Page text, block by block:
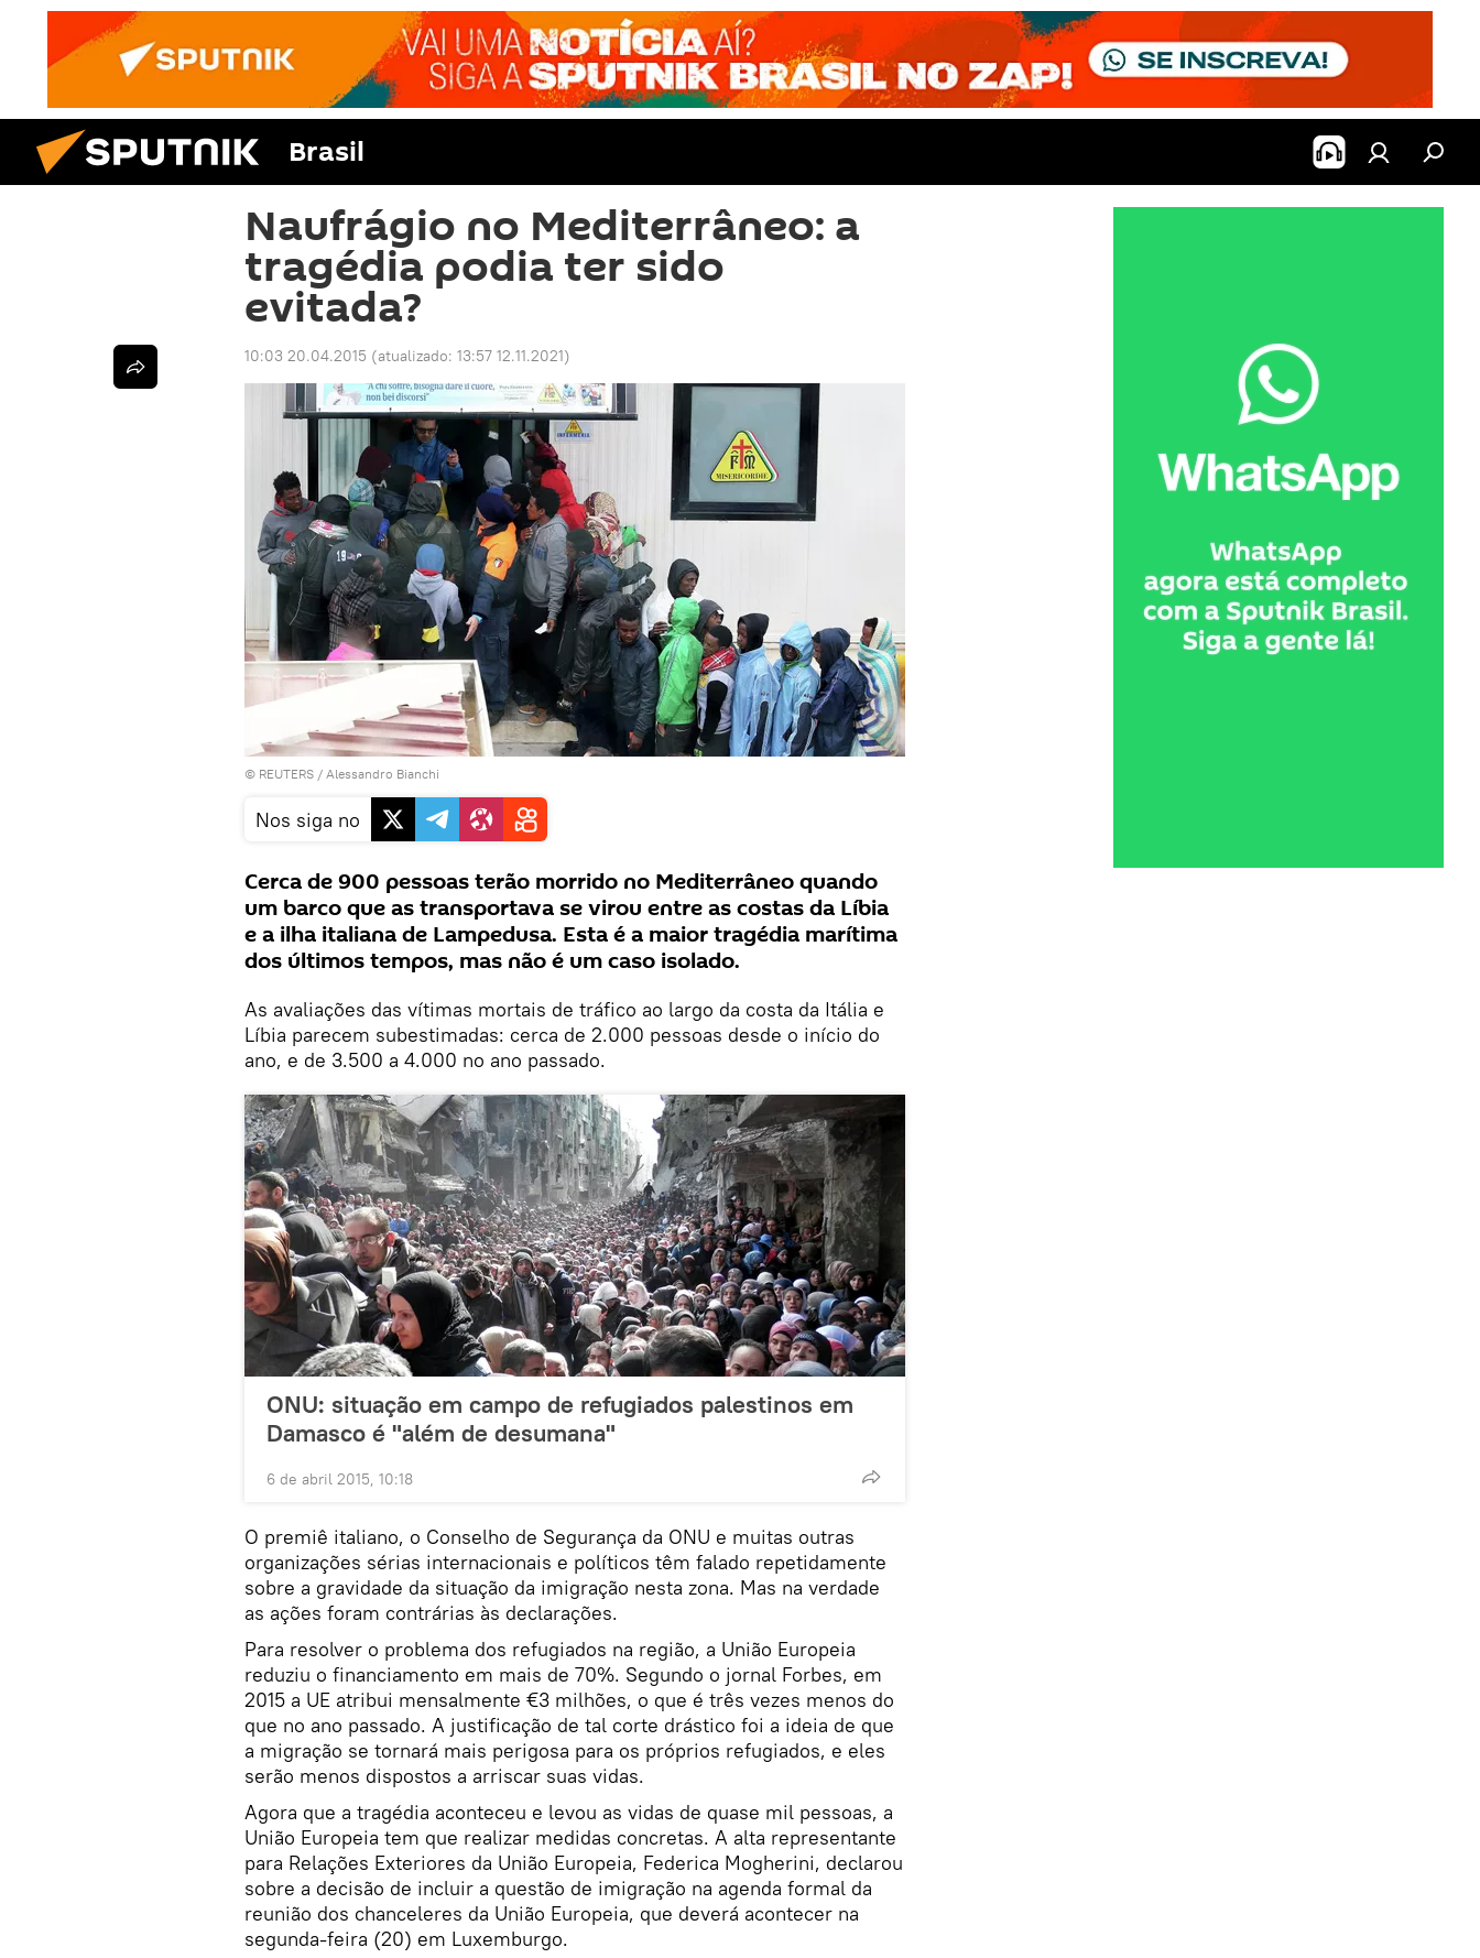
Brasil
Naufrágio no Mediterrâneo: a
tragédia podia ter sido
evitada?
10:03 20.04.2015 (atualizado: 13:57 12.11.2021)
© REUTERS / Alessandro Bianchi
Nos siga no
Cerca de 900 pessoas terão morrido no Mediterrâneo quando
um barco que as transportava se virou entre as costas da Líbia
e a ilha italiana de Lampedusa. Esta é a maior tragédia marítima
dos últimos tempos, mas não é um caso isolado.
As avaliações das vítimas mortais de tráfico ao largo da costa da Itália e
Líbia parecem subestimadas: cerca de 2.000 pessoas desde o início do
ano, e de 3.500 a 4.000 no ano passado.
ONU: situação em campo de refugiados palestinos em
Damasco é "além de desumana"
6 de abril 2015, 10:18
O premiê italiano, o Conselho de Segurança da ONU e muitas outras
organizações sérias internacionais e políticos têm falado repetidamente
sobre a gravidade da situação da imigração nesta zona. Mas na verdade
as ações foram contrárias às declarações.
Para resolver o problema dos refugiados na região, a União Europeia
reduziu o financiamento em mais de 70%. Segundo o jornal Forbes, em
2015 a UE atribui mensalmente €3 milhões, o que é três vezes menos do
que no ano passado. A justificação de tal corte drástico foi a ideia de que
a migração se tornará mais perigosa para os próprios refugiados, e eles
serão menos dispostos a arriscar suas vidas.
Agora que a tragédia aconteceu e levou as vidas de quase mil pessoas, a
União Europeia tem que realizar medidas concretas. A alta representante
para Relações Exteriores da União Europeia, Federica Mogherini, declarou
sobre a decisão de incluir a questão de imigração na agenda formal da
reunião dos chanceleres da União Europeia, que deverá acontecer na
segunda-feira (20) em Luxemburgo.